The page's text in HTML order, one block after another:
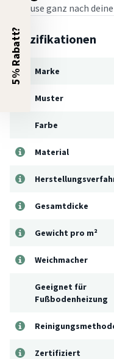
Zuhause ganz nach
Spezifikationen
Marke
Muster
Farbe
Material
Gesamtdicke
Gewicht pro m²
Weichmacher
Geeignet für
Fußbodenheizung
Zertifiziert
5% Rabatt?